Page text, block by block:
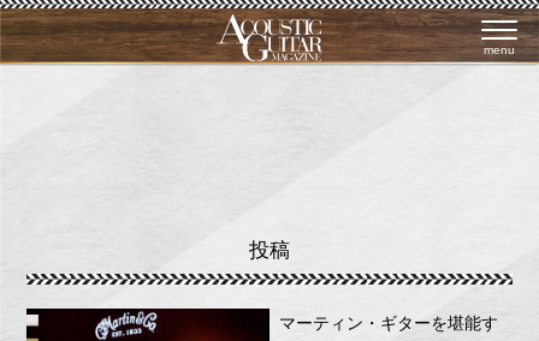
menu
投稿
マーティン・ギターを堪能す